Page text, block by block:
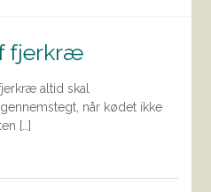
fjerkræ
altid skal
når kødet ikke
[…]